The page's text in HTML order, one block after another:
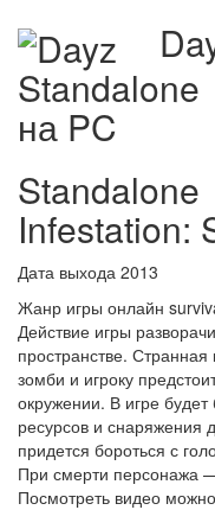
Infestation:
Дата выхода 2013
Жанр игры онлайн
Действие игры
пространстве.
зомби и игроку
окружении. В игре
ресурсов и
придется бороться с
При смерти персонажа
Посмотреть видео